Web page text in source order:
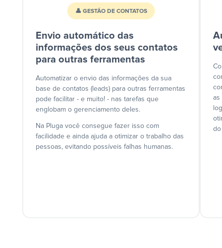
👤 GESTÃO DE CONTATOS
Envio automático das
informações dos seus contatos
para outras ferramentas
Automatizar o envio das informações da sua
base de contatos (leads) para outras ferramentas
pode facilitar - e muito! - nas tarefas que
englobam o gerenciamento deles.
Na Pluga você consegue fazer isso com
facilidade e ainda ajuda a otimizar o trabalho das
pessoas, evitando possíveis falhas humanas.
as
do